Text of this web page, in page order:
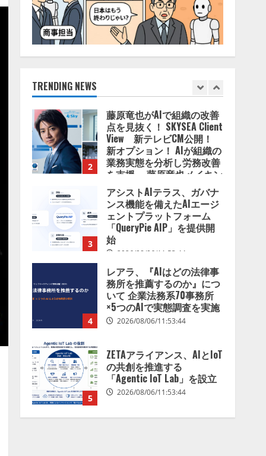
TRENDING NEWS
5
2026/08/06/11:53:44
1
AI駆動開発の推進に向けて
「TinhVan Technologies
2
藤原竜也がAIで組織の改善
点を見抜く！ SKYSEA Client
View 新テレビCM公開！
新オプション！ AIが組織の
業務実態を分析し労務改善
を支援。 藤原竜也メイキン
グ動画公開 「もしAIが自分
を分析したら、すぐ休めと
言われる自信がある」「昨
年の夏はカブトムシを捕ま
えたり、虫と戦ったり…」
3
アシストAIテラス、ガバナ
ンス機能を備えたAIエージ
ェントプラットフォーム
「QueryPie AIP」を提供開
始
2026/08/06/11:53:44
4
レアラ、『AIはどの法律事
務所を推薦するのか』につ
いて 企業法務系70事務所
×5つのAIで実態調査を実施
2026/08/06/11:53:44
5
ZETAアライアンス、AIとIoT
の共創を推進する
「Agentic IoT Lab」を設立
2026/08/06/11:53:44